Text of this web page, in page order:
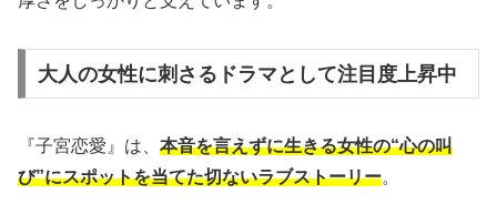
大人の女性に刺さるドラマとして注目度上昇中
『子宮恋愛』は、 本音を言えずに生きる女性の“心の叫
び”にスポットを当てた切ないラブストーリー。